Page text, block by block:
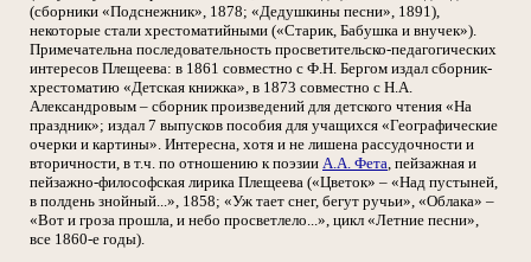
(сборники «Подснежник», 1878; «Дедушкины песни», 1891),
некоторые стали хрестоматийными («Старик, Бабушка и внучек»).
Примечательна последовательность просветительско-педагогических
интересов Плещеева: в 1861 совместно с Ф.Н. Бергом издал сборник-
хрестоматию «Детская книжка», в 1873 совместно с Н.А.
Александровым – сборник произведений для детского чтения «На
праздник»; издал 7 выпусков пособия для учащихся «Географические
очерки и картины». Интересна, хотя и не лишена рассудочности и
вторичности, в т.ч. по отношению к поэзии А.А. Фета, пейзажная и
пейзажно-философская лирика Плещеева («Цветок» – «Над пустыней,
в полдень знойный...», 1858; «Уж тает снег, бегут ручьи», «Облака» –
«Вот и гроза прошла, и небо просветлело...», цикл «Летние песни»,
все 1860-е годы).